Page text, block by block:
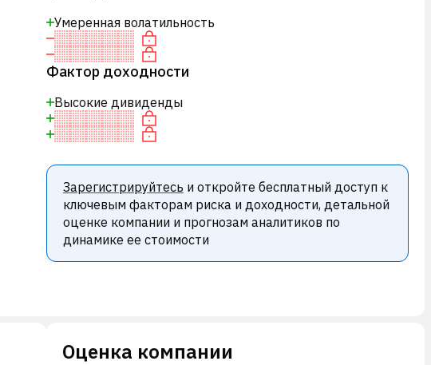
Умеренная волатильность
Фактор доходности
Высокие дивиденды
Зарегистрируйтесь и откройте бесплатный доступ к
ключевым факторам риска и доходности, детальной
оценке компании и прогнозам аналитиков по
динамике ее стоимости
Оценка компании